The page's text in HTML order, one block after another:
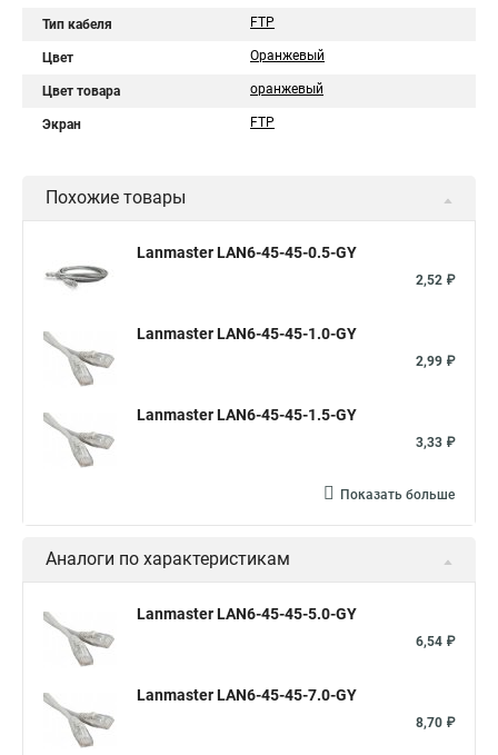
Тип кабеля FTP
Цвет Оранжевый
Цвет товара оранжевый
Экран FTP
Похожие товары
Lanmaster LAN6-45-45-0.5-GY
2,52 ₽
Lanmaster LAN6-45-45-1.0-GY
2,99 ₽
Lanmaster LAN6-45-45-1.5-GY
3,33 ₽
Показать больше
Аналоги по характеристикам
Lanmaster LAN6-45-45-5.0-GY
6,54 ₽
Lanmaster LAN6-45-45-7.0-GY
8,70 ₽